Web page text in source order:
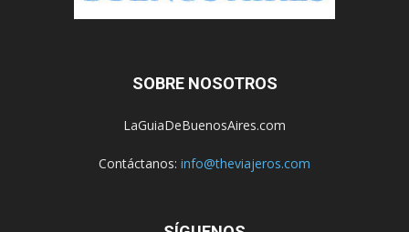
SOBRE NOSOTROS
LaGuiaDeBuenosAires.com
Contáctanos: info@theviajeros.com